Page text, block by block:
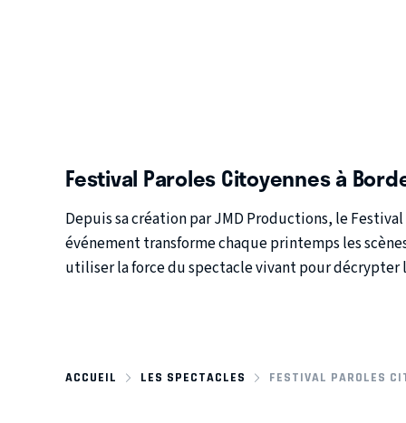
Festival Paroles Citoyennes à
Depuis sa création parJMD Productions, leFestival
événement transforme chaque printemps les
utiliser la force du spectacle vivant pour
ACCUEIL LES SPECTACLES FESTIVAL PAROLES